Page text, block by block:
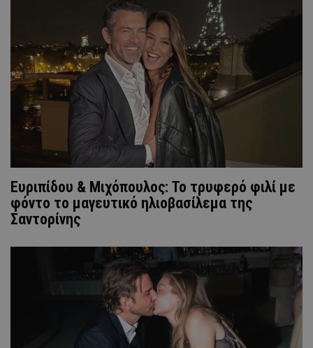
Ευριπίδου & Μιχόπουλος: Το τρυφερό φιλί με
φόντο το μαγευτικό ηλιοβασίλεμα της
Σαντορίνης